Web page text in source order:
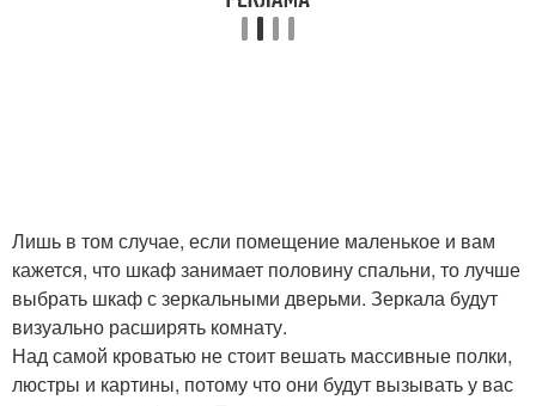
Лишь в том случае, если помещение маленькое и вам
кажется, что шкаф занимает половину спальни, то лучше
выбрать шкаф с зеркальными дверьми. Зеркала будут
визуально расширять комнату.
Над самой кроватью не стоит вешать массивные полки,
люстры и картины, потому что они будут вызывать у вас